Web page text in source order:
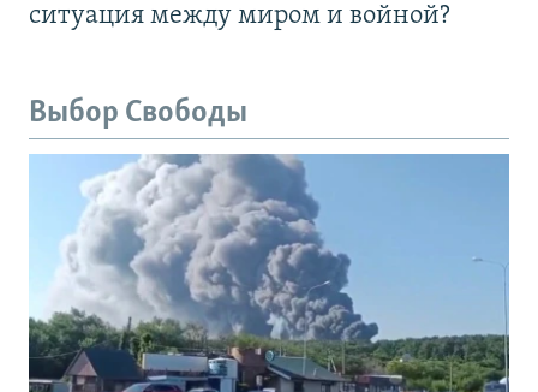
ситуация между миром и войной?
Выбор Свободы